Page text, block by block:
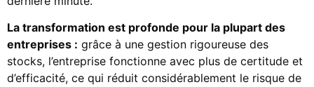
La transformation est profonde pour la plupart des
entreprises : grâce à une gestion rigoureuse des
stocks, l’entreprise fonctionne avec plus de certitude et
d’efficacité, ce qui réduit considérablement le risque de